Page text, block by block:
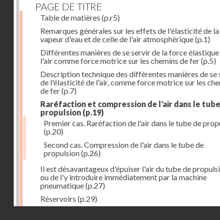
PAGE DE TITRE
Table de matières (p.r5)
Remarques générales sur les effets de l'élasticité de la
vapeur d'eau et de celle de l'air atmosphérique(p.1)
Différentes manières de se servir de la force
l'air comme force motrice sur les chemins de fer(p.5)
Description technique des différentes manières de se
de l'élasticité de l'air, comme force motrice sur les
de fer(p.7)
Raréfaction et compression de l'air dans le
propulsion (p.19)
Premier cas. Raréfaction de l'air dans le tube de
(p.20)
Second cas. Compression de l'air dans le tube de
propulsion(p.26)
Il est désavantageux d'épuiser l'air du tube de
ou de l'y introduire immédiatement par la machine
pneumatique(p.27)
Réservoirs (p.29)